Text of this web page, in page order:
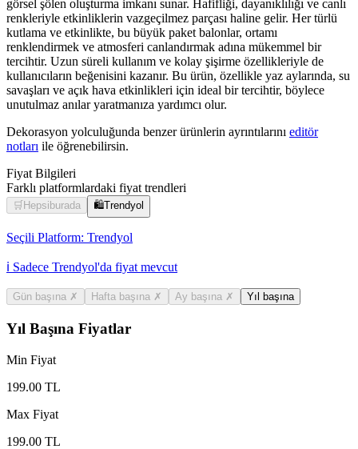
görsel şölen oluşturma imkanı sunar. Hafifliği, dayanıklılığı ve canlı
renkleriyle etkinliklerin vazgeçilmez parçası haline gelir. Her türlü
kutlama ve etkinlikte, bu büyük paket balonlar, ortamı
renklendirmek ve atmosferi canlandırmak adına mükemmel bir
tercihtir. Uzun süreli kullanım ve kolay şişirme özellikleriyle de
kullanıcıların beğenisini kazanır. Bu ürün, özellikle yaz aylarında, su
savaşları ve açık hava etkinlikleri için ideal bir tercihtir, böylece
unutulmaz anılar yaratmanıza yardımcı olur.
Dekorasyon yolculuğunda benzer ürünlerin ayrıntılarını editör
notları ile öğrenebilirsin.
Fiyat Bilgileri
Farklı platformlardaki fiyat trendleri
🛒 Hepsiburada 🛍️Trendyol
Seçili Platform: Trendyol
ℹ️ Sadece Trendyol'da fiyat mevcut
Gün başına ✗ Hafta başına ✗ Ay başına ✗ Yıl başına
Yıl Başına Fiyatlar
Min Fiyat
199.00 TL
Max Fiyat
199.00 TL